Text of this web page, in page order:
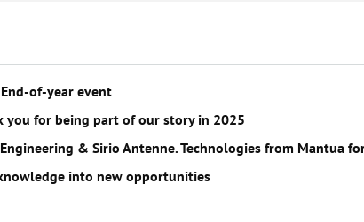
of-year event
you for being part of our story in 2025
& Sirio Antenne. Technologies from Mantua
into new opportunities